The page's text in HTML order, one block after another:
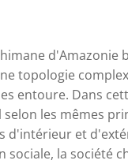
topologie
entoure. Dans
les mêmes
d'intérieur et
sociale, la société